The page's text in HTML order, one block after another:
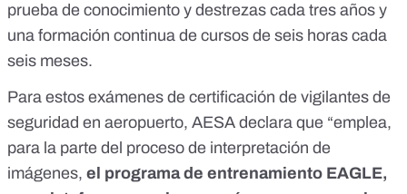
prueba de conocimiento y destrezas cada tres años y
una formación continua de cursos de seis horas cada
seis meses.
Para estos exámenes de certificación de vigilantes de
seguridad en aeropuerto, AESA declara que “emplea,
para la parte del proceso de interpretación de
imágenes, el programa de entrenamiento EAGLE,